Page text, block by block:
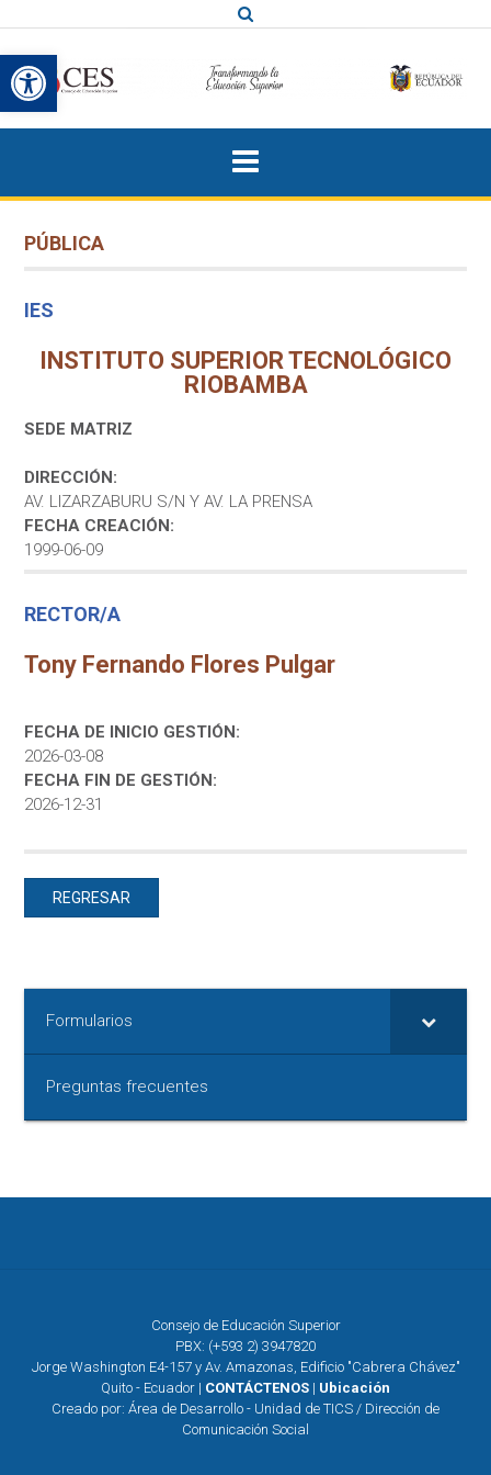
Abrir barra de herramientas
al
contenido
PÚBLICA
IES
INSTITUTO SUPERIOR TECNOLÓGICO
RIOBAMBA
SEDE MATRIZ
DIRECCIÓN:
AV. LIZARZABURU S/N Y AV. LA PRENSA
FECHA CREACIÓN:
1999-06-09
RECTOR/A
Tony Fernando Flores Pulgar
FECHA DE INICIO GESTIÓN:
2026-03-08
FECHA FIN DE GESTIÓN:
2026-12-31
REGRESAR
Formularios
Preguntas frecuentes
Consejo de Educación Superior
PBX: (+593 2) 3947820
Jorge Washington E4-157 y Av. Amazonas, Edificio "Cabrera Chávez"
Quito - Ecuador | CONTÁCTENOS | Ubicación
Creado por: Área de Desarrollo - Unidad de TICS / Dirección de
Comunicación Social